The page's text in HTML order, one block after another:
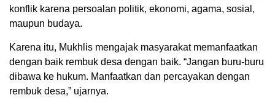
konflik karena persoalan politik, ekonomi, agama, sosial,
maupun budaya.
Karena itu, Mukhlis mengajak masyarakat memanfaatkan
dengan baik rembuk desa dengan baik. “Jangan buru-buru
dibawa ke hukum. Manfaatkan dan percayakan dengan
rembuk desa,” ujarnya.